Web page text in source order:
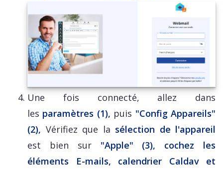
Une fois connecté, allez dans
les paramètres (1), puis "Config Appareils"
(2), Vérifiez que la sélection de l'appareil
est bien sur "Apple" (3), cochez les
éléments E-mails, calendrier Caldav et